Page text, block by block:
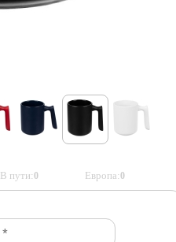
В пути:0 Европа:0